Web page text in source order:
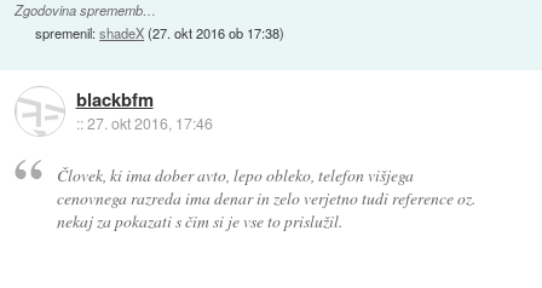
Zgodovina sprememb…
spremenil:shadeX(27. okt 2016 ob 17:38)
blackbfm
::27. okt 2016, 17:46
Človek, ki ima dober avto, lepo obleko, telefon višjega
cenovnega razreda ima denar in zelo verjetno tudi reference oz.
nekaj za pokazati s čim si je vse to prislužil.